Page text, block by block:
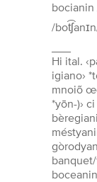
/
Hi ital.
igiano›
mnoiõ
*yōn-)›